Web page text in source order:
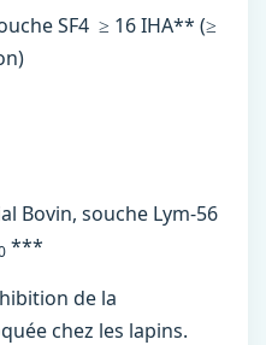
SF4 ≥ 16 IHA** (≥
Bovin, souche Lym-56
***
de la
chez les lapins.